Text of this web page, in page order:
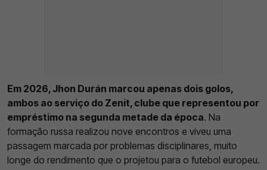
Em 2026, Jhon Durán marcou apenas dois golos,
ambos ao serviço do Zenit, clube que representou por
empréstimo na segunda metade da época. Na
formação russa realizou nove encontros e viveu uma
passagem marcada por problemas disciplinares, muito
longe do rendimento que o projetou para o futebol europeu.